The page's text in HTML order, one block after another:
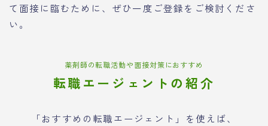
て面接に臨むために、ぜひ一度ご登録をご検討くださ
い。
薬剤師の転職活動や面接対策におすすめ
転職エージェントの紹介
「おすすめの転職エージェント」を使えば、